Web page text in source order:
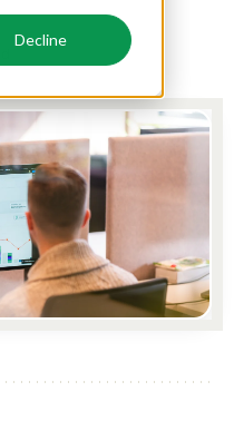
Declinesite web.
des données.
est possible.
canaux.
et caravanes.
nature.
et de golf.
multiples.
un expert.
des conseils pratiques.